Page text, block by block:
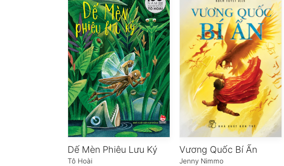
Dế Mèn Phiêu Lưu Ký
Tô Hoài
Vương Quốc Bí Ẩn
Jenny Nimmo